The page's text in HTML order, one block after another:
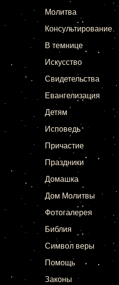
Молитва
Консультирование
В темнице
Искусство
Свидетельства
Евангелизация
Детям
Исповедь
Причастие
Праздники
Домашка
Дом Молитвы
Фотогалерея
Библия
Символ веры
Помощь
Законы